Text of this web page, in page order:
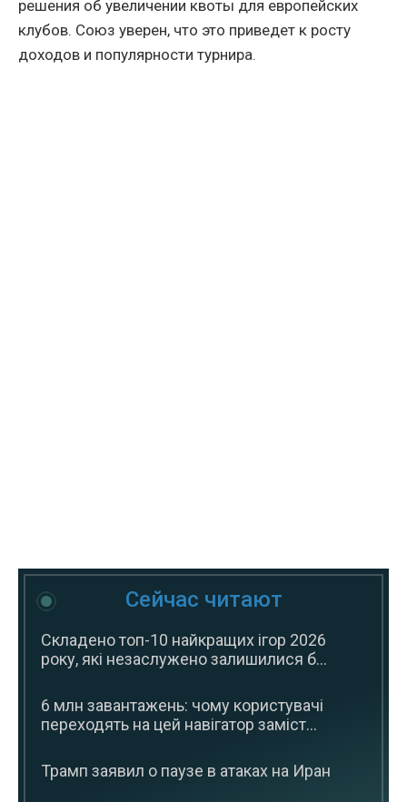
решения об увеличении квоты для европейских
клубов. Союз уверен, что это приведет к росту
доходов и популярности турнира.
Сейчас читают
Складено топ-10 найкращих ігор 2026
року, які незаслужено залишилися б...
6 млн завантажень: чому користувачі
переходять на цей навігатор заміст...
Трамп заявил о паузе в атаках на Иран